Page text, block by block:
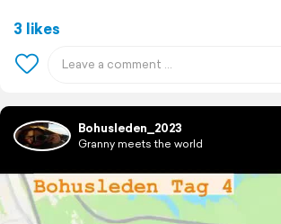
3 likes
Bohusleden_2023
Granny meets the world